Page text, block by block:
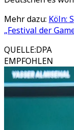
Mehr dazu: Köln:
„Festival der
QUELLE:DPA
EMPFOHLEN